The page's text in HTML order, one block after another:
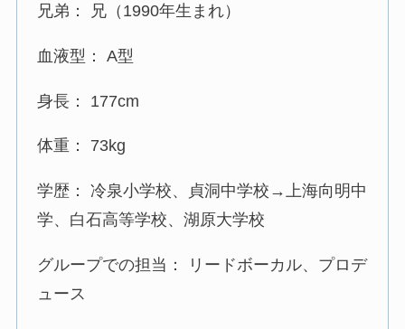
兄弟： 兄（1990年生まれ）
血液型： A型
身長： 177cm
体重： 73kg
学歴： 冷泉小学校、貞洞中学校→上海向明中
学、白石高等学校、湖原大学校
グループでの担当： リードボーカル、プロデ
ュース